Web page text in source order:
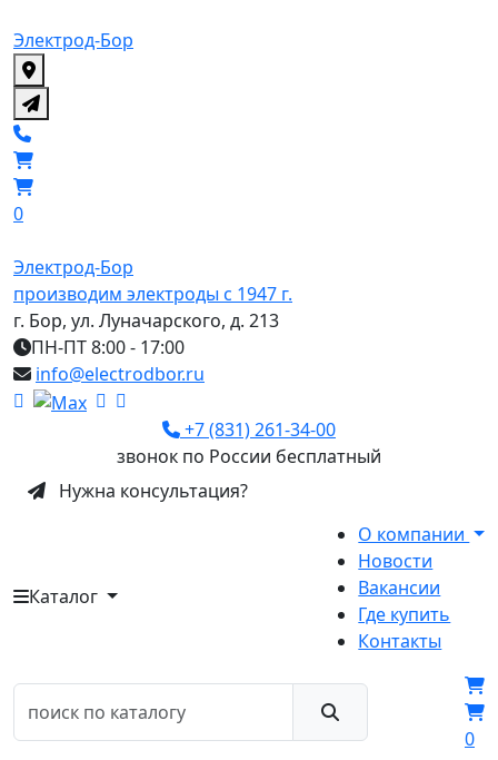
Электрод-Бор
0
Электрод-Бор
производим электроды с 1947 г.
г. Бор, ул. Луначарского, д. 213
ПН-ПТ 8:00 - 17:00
info@electrodbor.ru
+7 (831) 261-34-00
звонок по России бесплатный
Нужна консультация?
Каталог
О компании
Новости
Вакансии
Где купить
Контакты
0